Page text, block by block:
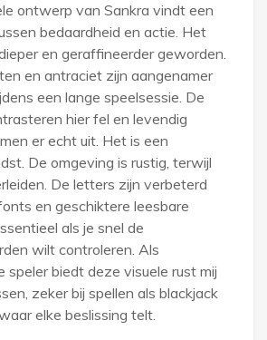
ontwerp van Sankra vindt een
bedaardheid en actie. Het
en geraffineerder geworden.
en antraciet zijn aangenamer
een lange speelsessie. De
hier fel en levendig
er echt uit. Het is een
De omgeving is rustig, terwijl
De letters zijn verbeterd
en geschiktere leesbare
als je snel de
wilt controleren. Als
speler biedt deze visuele rust mij
zeker bij spellen als blackjack
elke beslissing telt.